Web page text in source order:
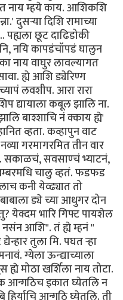
नाय म्हये काय. आशिकशि
दुसर्‍या दिशि रामाच्या
छूट दाढिडोकी
नयि कापडंचॉपडं घालुन
नाय वाघुर लावल्यागत
ह्ये आशि ड्येरिण्ग
लवशीप. आरा रारा
द्यायाला कबूल झालि ना.
बाश्शाचि नं क्काय ह्ये'
व्हता. कव्हापुन वाट
गरमागरमित तीन वार
सकाळचं, सवसाण्चं भ्याटनं,
चालु व्हतं. फडफड
कनी येव्ढ्यात तो
ड्ये च्या आधुगर दोन
येक्दम भारि गिफ्ट पायशेल
नसंन आशि". तं ह्ये म्हनं "
तुला मि. पघत र्‍हा
ग्येला ऊन्द्याच्याला
मोठा खर्शिला नाय तोटा.
आन्गठिच इकात घ्येतलि न